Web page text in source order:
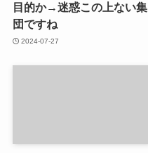
目的か→迷惑この上ない集
団ですね
2024-07-27